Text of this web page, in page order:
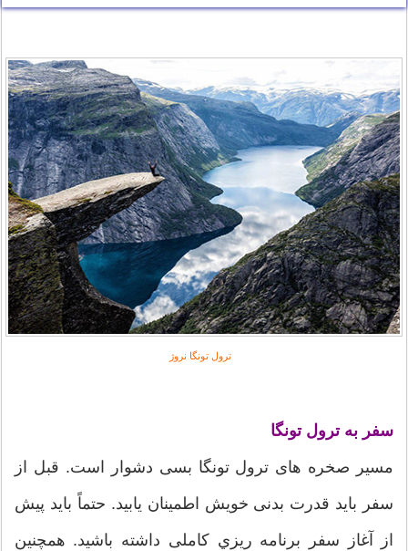
ترول تونگا نروژ
سفر به ترول تونگا
مسیر صخره های ترول تونگا بسی دشوار است. قبل از
سفر باید قدرت بدنی خویش اطمینان یابید. حتماً باید پیش
از آغاز سفر برنامه ريزي کاملی داشته باشید. همچنين